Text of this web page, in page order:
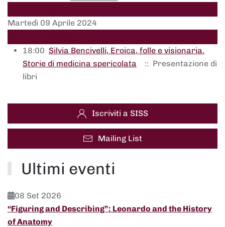
Martedì 09 Aprile 2024
18:00 Silvia Bencivelli, Eroica, folle e visionaria.
Storie di medicina spericolata
:: Presentazione di
libri
Iscriviti a SISS
Mailing List
Ultimi eventi
08 Set 2026
“Figuring and Describing”: Leonardo and the History
of Anatomy